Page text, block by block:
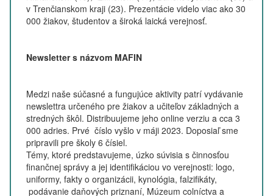
v Trenčianskom kraji (23). Prezentácie videlo viac ako 30
000 žiakov, študentov a široká laická verejnosť.
Newsletter s názvom MAFIN
Medzi naše súčasné a fungujúce aktivity patrí vydávanie
newslettra určeného pre žiakov a učiteľov základných a
stredných škôl. Distribuujeme jeho online verziu a cca 3
000 adries. Prvé číslo vyšlo v máji 2023. Doposiaľ sme
pripravili pre školy 6 čísiel.
Témy, ktoré predstavujeme, úzko súvisia s činnosťou
finančnej správy a jej identifikáciou vo verejnosti: logo,
uniformy, fakty o organizácii, kynológia, falzifikáty,
podávanie daňových priznaní, Múzeum colníctva a